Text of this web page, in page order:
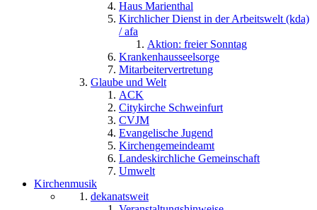
Haus Marienthal
Kirchlicher Dienst in der Arbeitswelt (kda)
/ afa
Aktion: freier Sonntag
Krankenhausseelsorge
Mitarbeitervertretung
Glaube und Welt
ACK
Citykirche Schweinfurt
CVJM
Evangelische Jugend
Kirchengemeindeamt
Landeskirchliche Gemeinschaft
Umwelt
Kirchenmusik
dekanatsweit